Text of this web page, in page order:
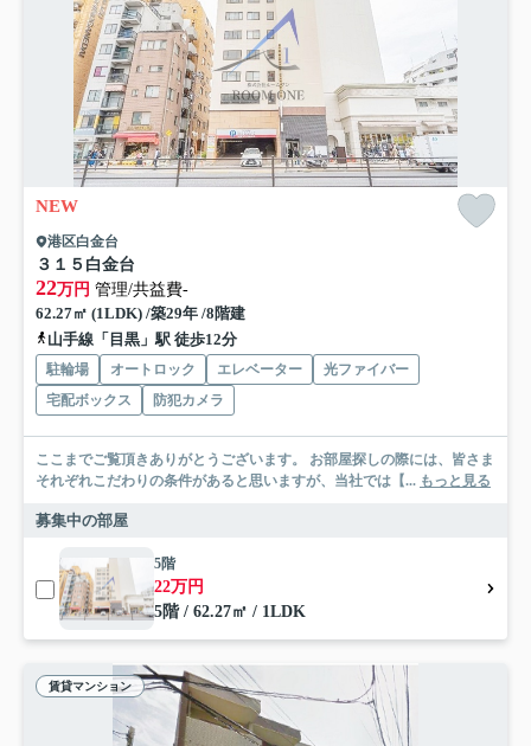
NEW
港区白金台
３１５白金台
22万円 管理/共益費-
62.27㎡ (1LDK) /築29年 /8階建
山手線「目黒」駅 徒歩12分
駐輪場 オートロック エレベーター
光ファイバー
宅配ボックス
防犯カメラ
ここまでご覧頂きありがとうございます。 お部屋探しの際には、皆さま
それぞれこだわりの条件があると思いますが、当社では【... もっと見る
募集中の部屋
5階
22万円
5階 / 62.27㎡ / 1LDK
賃貸マンション